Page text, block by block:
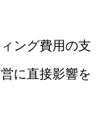
ング費用の支
に直接影響を